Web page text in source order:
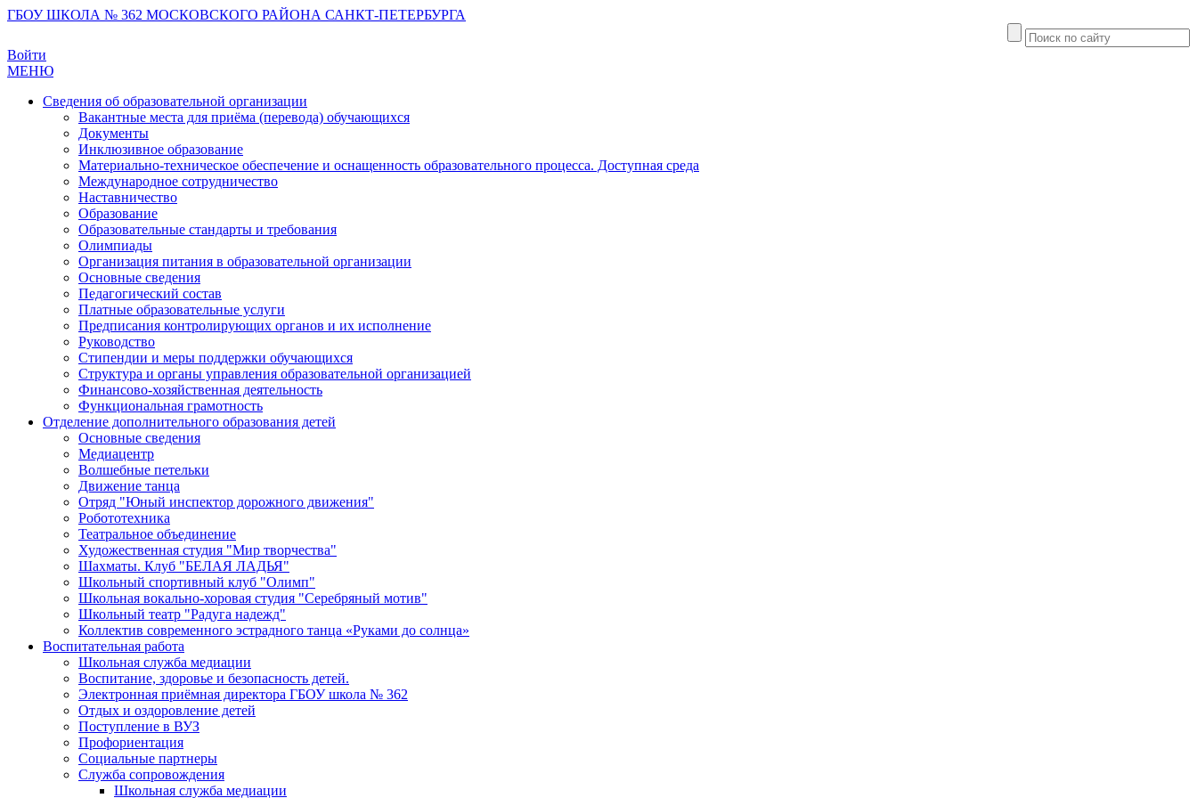
ГБОУ ШКОЛА № 362 МОСКОВСКОГО РАЙОНА САНКТ-ПЕТЕРБУРГА
Войти
МЕНЮ
Сведения об образовательной организации
Вакантные места для приёма (перевода) обучающихся
Документы
Инклюзивное образование
Материально-техническое обеспечение и оснащенность образовательного процесса. Доступная среда
Международное сотрудничество
Наставничество
Образование
Образовательные стандарты и требования
Олимпиады
Организация питания в образовательной организации
Основные сведения
Педагогический состав
Платные образовательные услуги
Предписания контролирующих органов и их исполнение
Руководство
Стипендии и меры поддержки обучающихся
Структура и органы управления образовательной организацией
Финансово-хозяйственная деятельность
Функциональная грамотность
Отделение дополнительного образования детей
Основные сведения
Медиацентр
Волшебные петельки
Движение танца
Отряд "Юный инспектор дорожного движения"
Робототехника
Театральное объединение
Художественная студия "Мир творчества"
Шахматы. Клуб "БЕЛАЯ ЛАДЬЯ"
Школьный спортивный клуб "Олимп"
Школьная вокально-хоровая студия "Серебряный мотив"
Школьный театр "Радуга надежд"
Коллектив современного эстрадного танца «Руками до солнца»
Воспитательная работа
Школьная служба медиации
Воспитание, здоровье и безопасность детей.
Электронная приёмная директора ГБОУ школа № 362
Отдых и оздоровление детей
Поступление в ВУЗ
Профориентация
Социальные партнеры
Служба сопровождения
Школьная служба медиации